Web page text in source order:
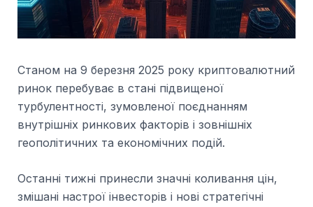
Станом на 9 березня 2025 року криптовалютний
ринок перебуває в стані підвищеної
турбулентності, зумовленої поєднанням
внутрішніх ринкових факторів і зовнішніх
геополітичних та економічних подій.
Останні тижні принесли значні коливання цін,
змішані настрої інвесторів і нові стратегічні